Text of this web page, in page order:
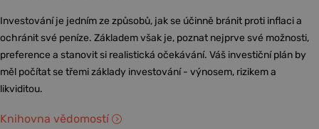
Investování je jedním ze způsobů, jak se účinně bránit proti inflaci a
ochránit své peníze. Základem však je, poznat nejprve své možnosti,
preference a stanovit si realistická očekávání. Váš investiční plán by
měl počítat se třemi základy investování - výnosem, rizikem a
likviditou.
Knihovna vědomostí